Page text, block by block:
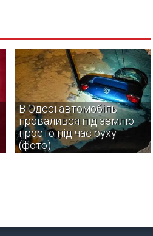
В Одесі автомобіль
провалився під землю
просто під час руху
(фото)
рятувальники ДСНС.